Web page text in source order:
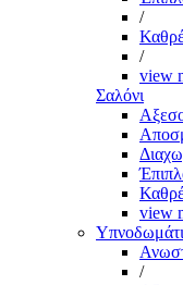
/
/
view
Σαλόνι
view
/